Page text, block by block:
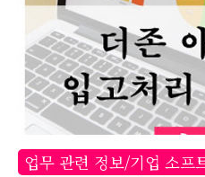
프로그램 하나는 정말
지 10년이 지난
가고 있으니 말이죠. 그
드 옛날버전이라 그런지
요. 'AutoCAD 2006 -
습니다. 자세한 내용은
업무 관련 정보/기업 소프